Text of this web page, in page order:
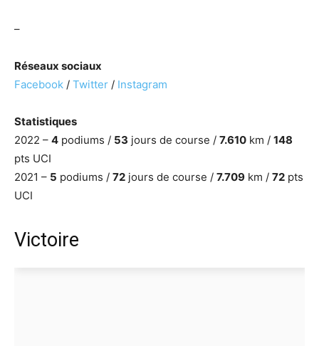
–
Réseaux sociaux
Facebook / Twitter / Instagram
Statistiques
2022 – 4 podiums / 53 jours de course / 7.610 km / 148
pts UCI
2021 – 5 podiums / 72 jours de course / 7.709 km / 72 pts
UCI
Victoire